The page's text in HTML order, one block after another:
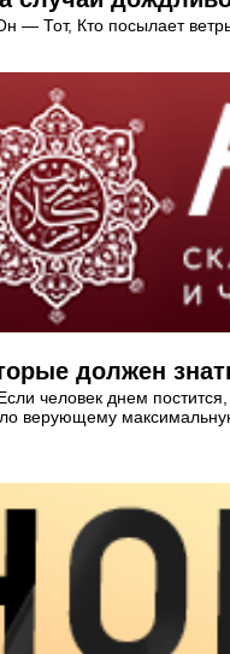
— Тот, Кто посылает
должен
человек днем постится,
верующему